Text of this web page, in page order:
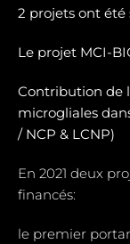
2 projets ont été
Le projet MCI-
Contribution de
microgliales
/ NCP & LCNP)
En 2021 deux
financés:
le premier